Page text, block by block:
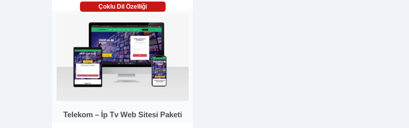
Çoklu Dil Özelliği
Telekom – İp Tv Web Sitesi Paketi